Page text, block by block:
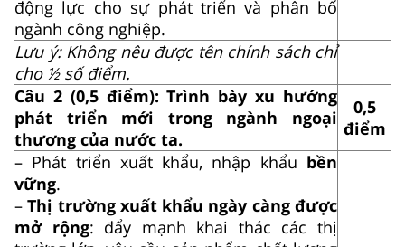
động lực cho sự phát triển và phân bố
ngành công nghiệp.
Lưu ý: Không nêu được tên chính sách chỉ
cho ½ số điểm.
Câu 2 (0,5 điểm): Trình bày xu hướng
phát triển mới trong ngành ngoại
thương của nước ta.
0,5
điểm
– Phát triển xuất khẩu, nhập khẩu bền
vững.
–Thị trường xuất khẩu ngày càng được
mở rộng: đẩy mạnh khai thác các thị